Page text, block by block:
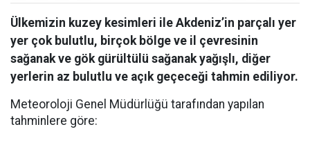
Ülkemizin kuzey kesimleri ile Akdeniz’in parçalı yer
yer çok bulutlu, birçok bölge ve il çevresinin
sağanak ve gök gürültülü sağanak yağışlı, diğer
yerlerin az bulutlu ve açık geçeceği tahmin ediliyor.
Meteoroloji Genel Müdürlüğü tarafından yapılan
tahminlere göre: